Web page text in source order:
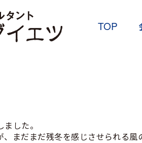
TOP
した。
まだまだ残冬を感じさせられる風